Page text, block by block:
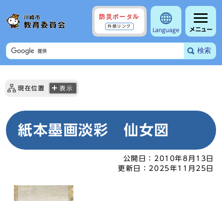
防災ポータル
外部リンク
Language メニュー
検索
現在位置 表示
紙本墨画淡彩 仙女図
公開日： 2010年8月13日
更新日： 2025年11月25日